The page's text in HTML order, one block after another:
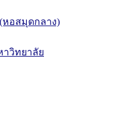
หอสมุดกลาง)
วิทยาลัย